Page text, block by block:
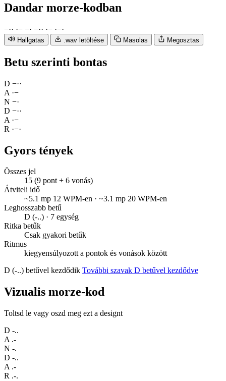
Dandar morze-kodban
−·· ·− −· −·· ·− ·−·
Hallgatas .wav letöltése Masolas Megosztas
Betu szerinti bontas
D −··
A ·−
N −·
D −··
A ·−
R ·−·
Gyors tények
Összes jel
15 (9 pont + 6 vonás)
Átviteli idő
~5.1 mp 12 WPM-en · ~3.1 mp 20 WPM-en
Leghosszabb betű
D (-..) · 7 egység
Ritka betűk
Csak gyakori betűk
Ritmus
kiegyensúlyozott a pontok és vonások között
D (-..) betűvel kezdődik További szavak D betűvel kezdődve
Vizualis morze-kod
Toltsd le vagy oszd meg ezt a designt
D -..
A .-
N -.
D -..
A .-
R .-.